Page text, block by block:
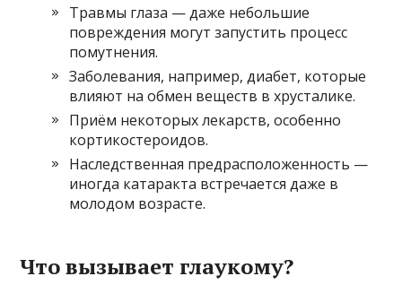
Травмы глаза — даже небольшие
повреждения могут запустить процесс
помутнения.
Заболевания, например, диабет, которые
влияют на обмен веществ в хрусталике.
Приём некоторых лекарств, особенно
кортикостероидов.
Наследственная предрасположенность —
иногда катаракта встречается даже в
молодом возрасте.
Что вызывает глаукому?